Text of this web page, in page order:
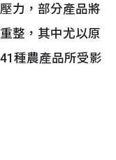
力，部分產品將
整，其中尤以原
種農產品所受影